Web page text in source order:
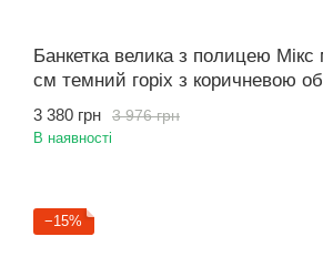
Банкетка велика з полицею Мікс
см темний горіх з коричневою
3 976 грн
3 380 грн
В наявності
−15%